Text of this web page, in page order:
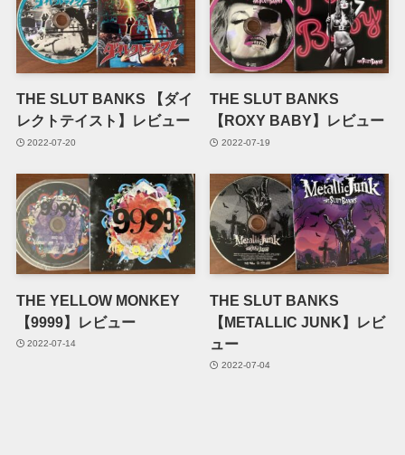
THE SLUT BANKS 【ダイ
レクトテイスト】レビュー
2022-07-20
THE SLUT BANKS
【ROXY BABY】レビュー
2022-07-19
THE YELLOW MONKEY
【9999】レビュー
2022-07-14
THE SLUT BANKS
【METALLIC JUNK】レビ
ュー
2022-07-04